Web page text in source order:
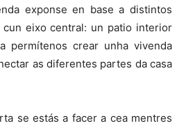
exponse en base a distintos
eixo central: un patio interior
permítenos crear unha vivenda
as diferentes partes da casa
se estás a facer a cea mentres